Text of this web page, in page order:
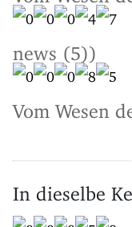
news (5))
Vom Wesen
In dieselbe